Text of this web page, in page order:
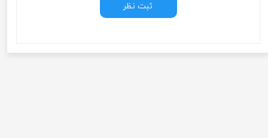
ثبت نظر